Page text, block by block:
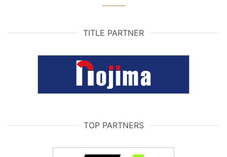
TITLE PARTNER
TOP PARTNERS